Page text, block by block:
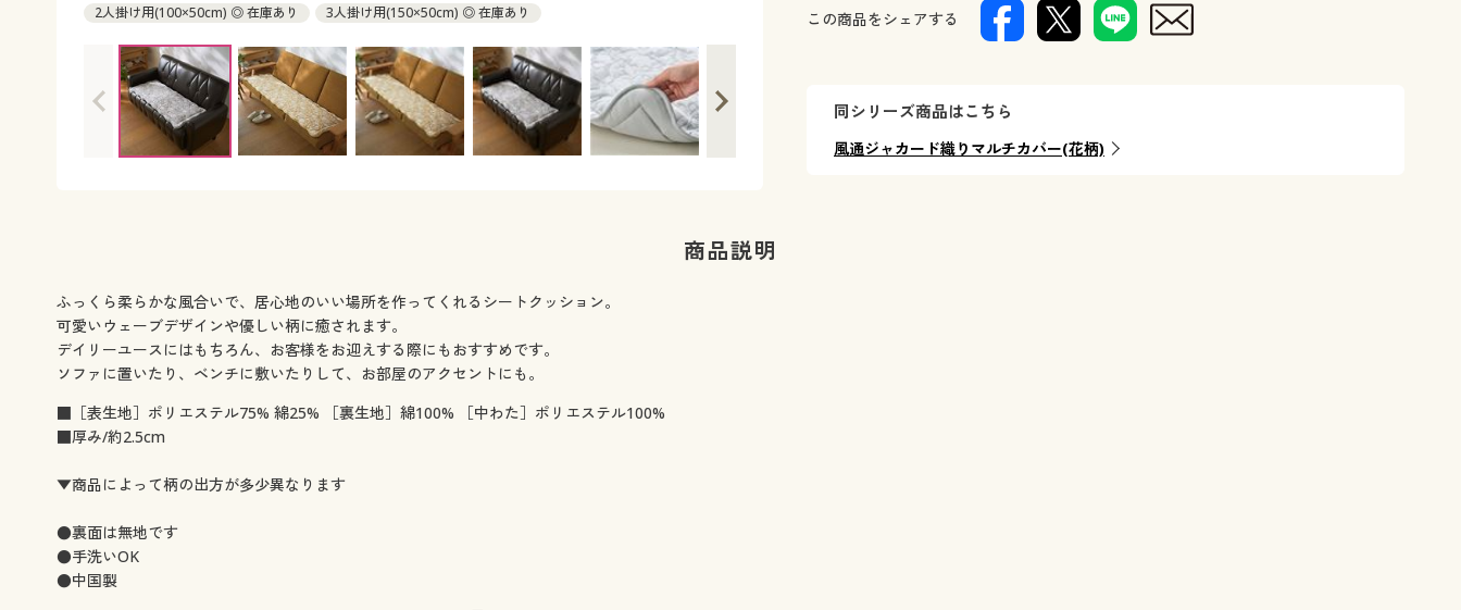
2人掛け用(100×50cm) ◎ 在庫あり 3人掛け用(150×50cm) ◎ 在庫あり この商品をシェアする
同シリーズ商品はこちら
風通ジャカード織りマルチカバー(花柄)
商品説明
ふっくら柔らかな風合いで、居心地のいい場所を作ってくれるシートクッション。
可愛いウェーブデザインや優しい柄に癒されます。
デイリーユースにはもちろん、お客様をお迎えする際にもおすすめです。
ソファに置いたり、ベンチに敷いたりして、お部屋のアクセントにも。
■［表生地］ポリエステル75% 綿25% ［裏生地］綿100% ［中わた］ポリエステル100%
■厚み/約2.5cm
▼商品によって柄の出方が多少異なります
●裏面は無地です
●手洗いOK
●中国製